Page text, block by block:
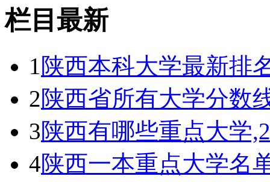
栏目最新
1 陕西本科大学最新排
2陕西省所有大学分数
3陕西有哪些重点大学
4陕西一本重点大学名